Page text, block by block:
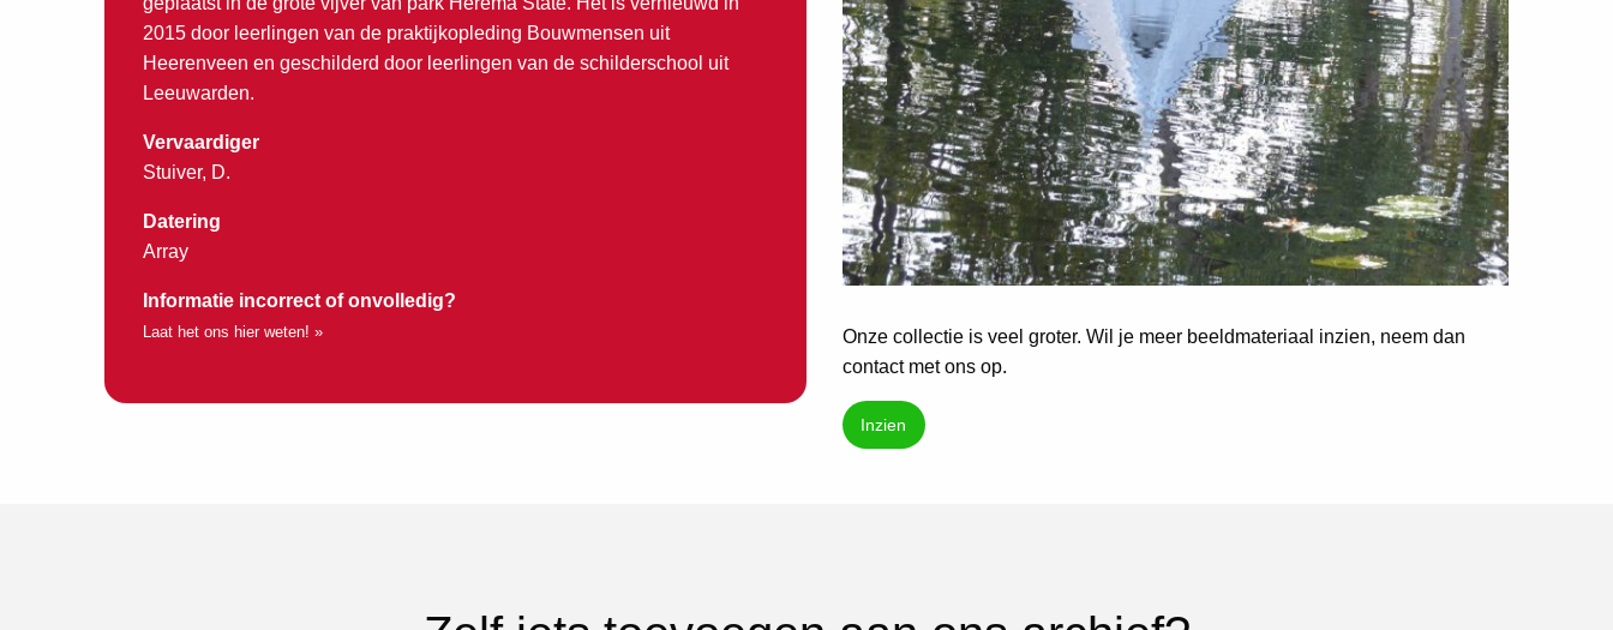
2015 door leerlingen van de praktijkopleding Bouwmensen uit
Heerenveen en geschilderd door leerlingen van de schilderschool uit
Leeuwarden.
Vervaardiger
Stuiver, D.
Datering
Array
Informatie incorrect of onvolledig?
Laat het ons hier weten! »
Onze collectie is veel groter. Wil je meer beeldmateriaal inzien, neem dan
contact met ons op.
Inzien